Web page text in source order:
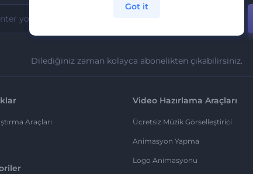
Dilediğiniz zaman kolayca abonelikten çıkabilirsiniz.
Araçları
Video Hazırlama Araçları
Ücretsiz Müzik Görselleştirici
Animasyon Yapma
Logo Animasyonu
Got it